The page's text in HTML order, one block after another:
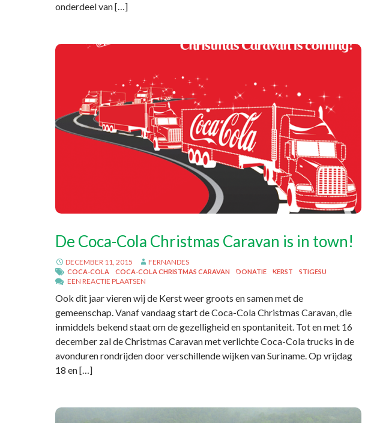
onderdeel van […]
De Coca-Cola Christmas Caravan is in town!
DECEMBER 11, 2015 FERNANDES
COCA-COLA COCA-COLA CHRISTMAS CARAVAN DONATIE KERST STIGESU
EEN REACTIE PLAATSEN
Ook dit jaar vieren wij de Kerst weer groots en samen met de
gemeenschap. Vanaf vandaag start de Coca-Cola Christmas Caravan, die
inmiddels bekend staat om de gezelligheid en spontaniteit. Tot en met 16
december zal de Christmas Caravan met verlichte Coca-Cola trucks in de
avonduren rondrijden door verschillende wijken van Suriname. Op vrijdag
18 en […]